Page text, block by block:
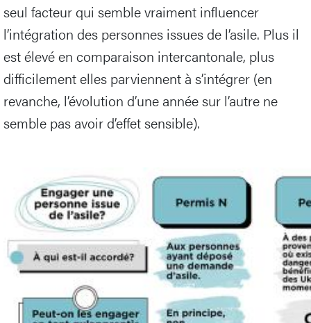
seul facteur qui semble vraiment influencer
l’intégration des personnes issues de l’asile. Plus il
est élevé en comparaison intercantonale, plus
difficilement elles parviennent à s’intégrer (en
revanche, l’évolution d’une année sur l’autre ne
semble pas avoir d’effet sensible).